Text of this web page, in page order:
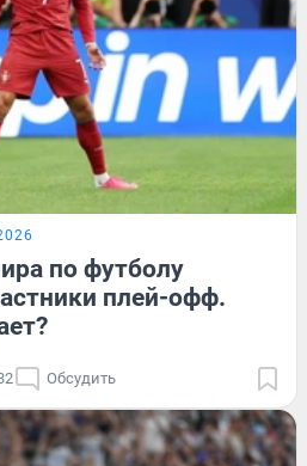
по футболу
плей-офф.
Обсудить